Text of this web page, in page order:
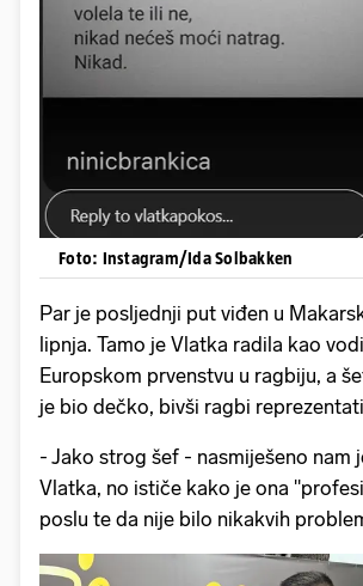
Foto: Instagram/Ida Solbakken
Par je posljednji put viđen u
lipnja. Tamo je Vlatka radila kao
Europskom prvenstvu u ragbiju, a
je bio dečko, bivši ragbi
- Jako strog šef - nasmiješeno nam
Vlatka, no ističe kako je ona
poslu te da nije bilo nikakvih